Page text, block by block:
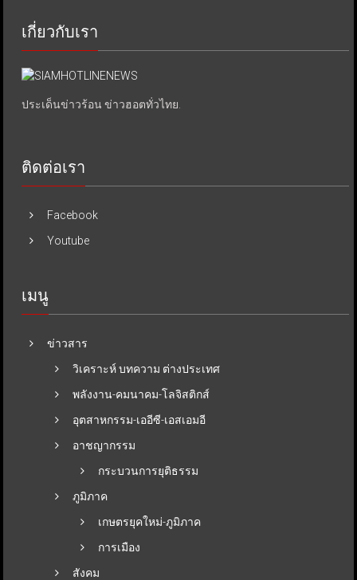
เกี่ยวกับเรา
ประเด็นข่าวร้อน ข่าวฮอตทั่วไทย.
ติดต่อเรา
Facebook
Youtube
เมนู
ข่าวสาร
วิเคราะห์ บทความ ต่างประเทศ
พลังงาน-คมนาคม-โลจิสติกส์
อุตสาหกรรม-เออีซี-เอสเอมอี
อาชญากรรม
กระบวนการยุติธรรม
ภูมิภาค
เกษตรยุคใหม่-ภูมิภาค
การเมือง
สังคม